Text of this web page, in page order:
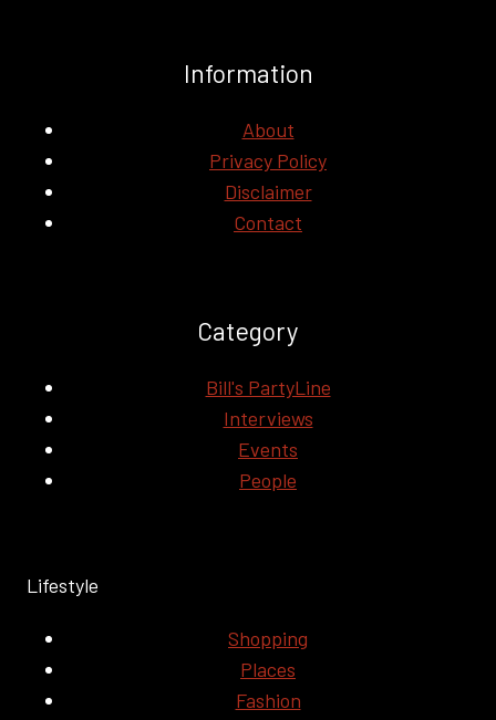
Information
About
Privacy Policy
Disclaimer
Contact
Category
Bill's PartyLine
Interviews
Events
People
Lifestyle
Shopping
Places
Fashion